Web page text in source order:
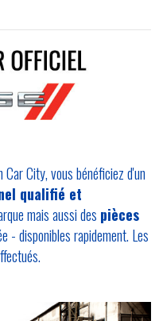
City, vous bénéficiez d'un
qualifié et
mais aussi des pièces
- disponibles rapidement. Les